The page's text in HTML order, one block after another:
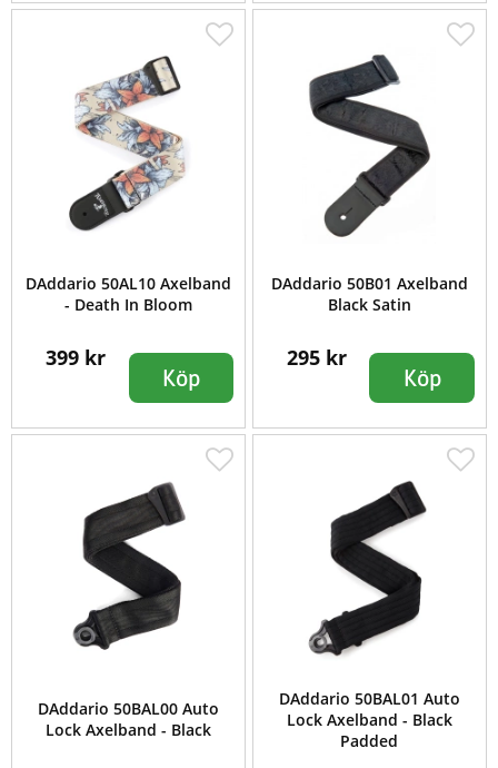
DAddario 50AL10 Axelband
- Death In Bloom
399 kr
Köp
DAddario 50B01 Axelband
Black Satin
295 kr
Köp
DAddario 50BAL00 Auto
Lock Axelband - Black
DAddario 50BAL01 Auto
Lock Axelband - Black
Padded